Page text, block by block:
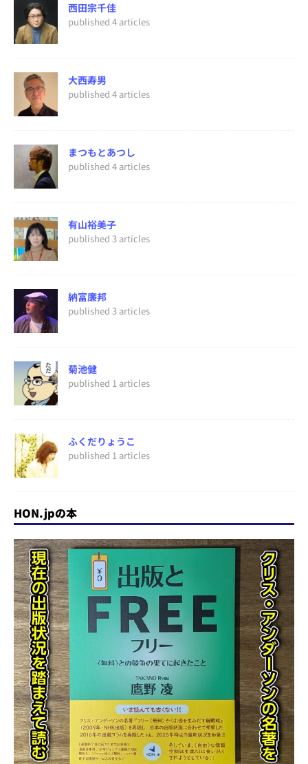
西田宗千佳
published 4 articles
大西寿男
published 4 articles
まつもとあつし
published 4 articles
有山裕美子
published 3 articles
納富廉邦
published 3 articles
菊池健
published 1 articles
ふくだりょうこ
published 1 articles
HON.jpの本